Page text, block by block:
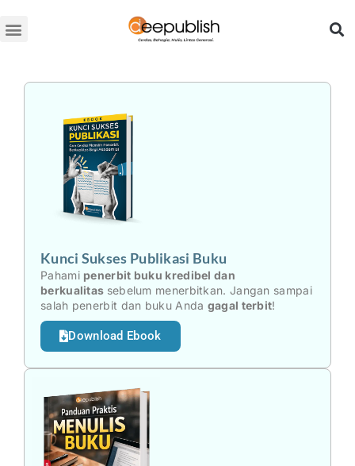
ke
Kunci Sukses Publikasi Buku
Pahami penerbit buku kredibel dan
berkualitas sebelum menerbitkan. Jangan sampai
salah penerbit dan buku Anda gagal terbit!
Download Ebook